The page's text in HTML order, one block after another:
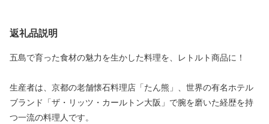
返礼品説明
五島で育った食材の魅力を生かした料理を、レトルト商品に！
生産者は、京都の老舗懐石料理店「たん熊」、世界の有名ホテル
ブランド「ザ・リッツ・カールトン大阪」で腕を磨いた経歴を持
つ一流の料理人です。